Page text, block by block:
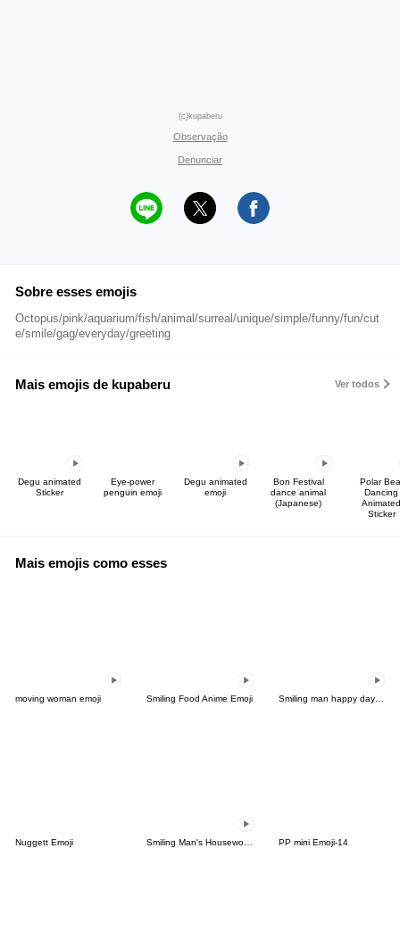
(c)kupaberu
Observação
Denunciar
Sobre esses emojis
Octopus/pink/aquarium/fish/animal/surreal/unique/simple/funny/fun/cut
e/smile/gag/everyday/greeting
Mais emojis de kupaberu Ver todos
Degu animated
Sticker
Eye-power
penguin emoji
Degu animated
emoji
Bon Festival
dance animal
(Japanese)
Polar
Dancing
Animated
Sticker
Mais emojis como esses
moving woman emoji Smiling Food Anime Emoji Smiling man happy day emoji
Nuggett Emoji Smiling Man's Housework Anime Emoji PP mini Emoji-14